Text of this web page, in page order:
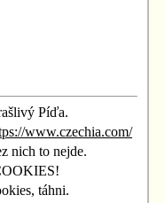
Píďa.
www.czechia.com/
nich to nejde.
táhni.